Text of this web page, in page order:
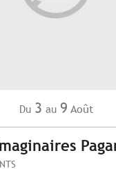
Du 3 au 9 Août